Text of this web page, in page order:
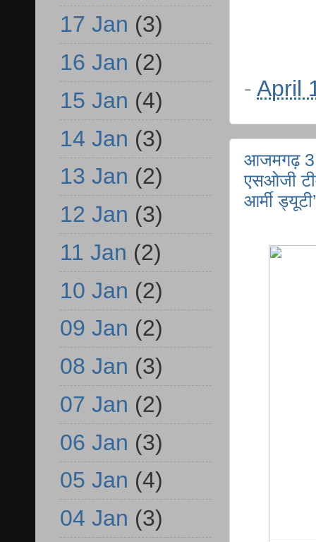
- April
आजमगढ़ 3
एसओजी
आर्मी ड्यूटी’
17 Jan (3)
16 Jan (2)
15 Jan (4)
14 Jan (3)
13 Jan (2)
12 Jan (3)
11 Jan (2)
10 Jan (2)
09 Jan (2)
08 Jan (3)
07 Jan (2)
06 Jan (3)
05 Jan (4)
04 Jan (3)